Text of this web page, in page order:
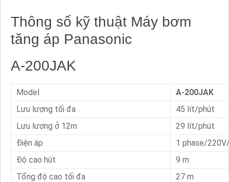
Thông số kỹ thuật Máy bơm
tăng áp Panasonic
A-200JAK
Model
A-200JAK
Lưu lượng tối đa
45 lít/phút
Lưu lượng ở 12m
29 lít/phút
Điện áp
1 phase/
Độ cao hút
9 m
Tổng độ cao tối đa
27 m